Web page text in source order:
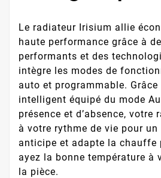
Le radiateur Irisium allie
haute performance grâce à
performants et des
intègre les modes de
auto et programmable.
intelligent équipé du mode
présence et d’absence, votre
à votre rythme de vie pour
anticipe et adapte la chauffe
ayez la bonne température à
la pièce.